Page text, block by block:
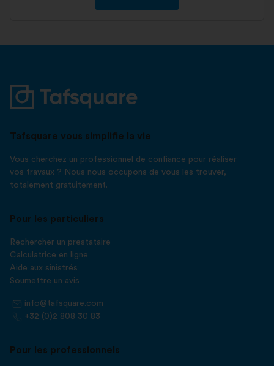
Tafsquare vous simplifie la vie
Vous cherchez un professionnel de confiance pour réaliser
vos travaux ? Nous nous occupons de vous les trouver,
totalement gratuitement.
Pour les particuliers
Rechercher un prestataire
Calculatrice en ligne
Aide aux sinistrés
Soumettre un avis
info@tafsquare.com
+32 (0)2 808 30 83
Pour les professionnels